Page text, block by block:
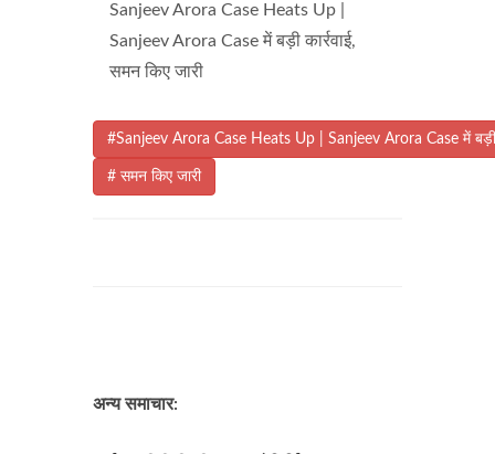
Sanjeev Arora Case Heats Up |
Sanjeev Arora Case में बड़ी कार्रवाई,
समन किए जारी
#Sanjeev Arora Case Heats Up | Sanjeev Arora Case में बड़ी
# समन किए जारी
अन्य समाचार: